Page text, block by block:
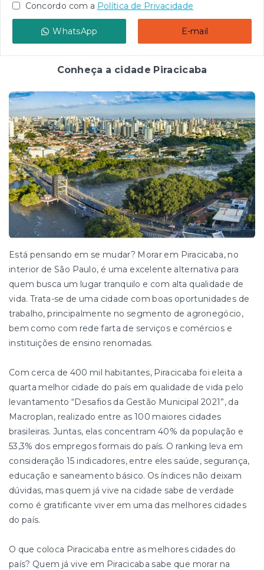
Concordo com a Política de Privacidade
WhatsApp E-mail
Conheça a cidade Piracicaba
Está pensando em se mudar? Morar em Piracicaba, no
interior de São Paulo, é uma excelente alternativa para
quem busca um lugar tranquilo e com alta qualidade de
vida. Trata-se de uma cidade com boas oportunidades de
trabalho, principalmente no segmento de agronegócio,
bem como com rede farta de serviços e comércios e
instituições de ensino renomadas.
Com cerca de 400 mil habitantes, Piracicaba foi eleita a
quarta melhor cidade do país em qualidade de vida pelo
levantamento “Desafios da Gestão Municipal 2021”, da
Macroplan, realizado entre as 100 maiores cidades
brasileiras. Juntas, elas concentram 40% da população e
53,3% dos empregos formais do país. O ranking leva em
consideração 15 indicadores, entre eles saúde, segurança,
educação e saneamento básico. Os índices não deixam
dúvidas, mas quem já vive na cidade sabe de verdade
como é gratificante viver em uma das melhores cidades
do país.
O que coloca Piracicaba entre as melhores cidades do
país? Quem já vive em Piracicaba sabe que morar na